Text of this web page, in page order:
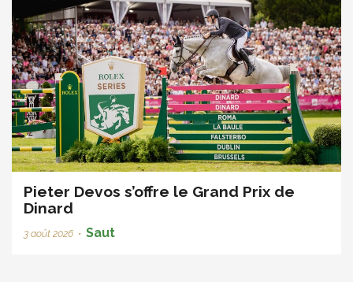
Pieter Devos s’offre le Grand Prix de
Dinard
3 août 2026 • Saut